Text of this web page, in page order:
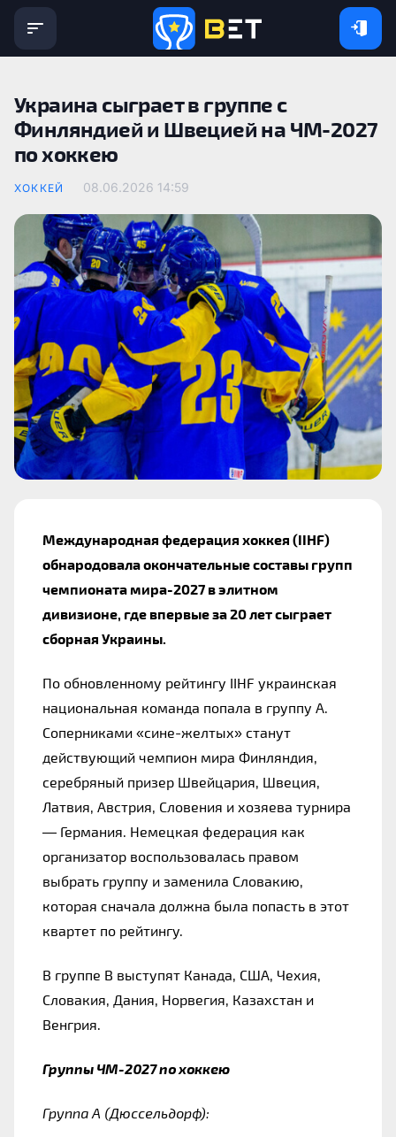
Украина сыграет в группе с
Финляндией и Швецией на ЧМ-2027
по хоккею
ХОККЕЙ 08.06.2026 14:59
Международная федерация хоккея (IIHF)
обнародовала окончательные составы групп
чемпионата мира-2027 в элитном
дивизионе, где впервые за 20 лет сыграет
сборная Украины.
По обновленному рейтингу IIHF украинская
национальная команда попала в группу А.
Соперниками «сине-желтых» станут
действующий чемпион мира Финляндия,
серебряный призер Швейцария, Швеция,
Латвия, Австрия, Словения и хозяева турнира
— Германия. Немецкая федерация как
организатор воспользовалась правом
выбрать группу и заменила Словакию,
которая сначала должна была попасть в этот
квартет по рейтингу.
В группе B выступят Канада, США, Чехия,
Словакия, Дания, Норвегия, Казахстан и
Венгрия.
Группы ЧМ-2027 по хоккею
Группа А (Дюссельдорф):